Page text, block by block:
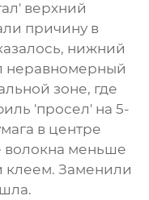
верхний
причину в
нижний
неравномерный
зоне, где
'просел' на 5-
в центре
волокна меньше
клеем. Заменили